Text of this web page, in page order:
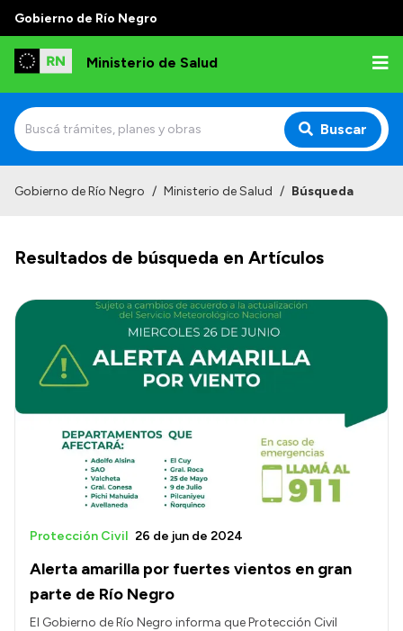
Gobierno de Río Negro
Ministerio de Salud
Buscar
Normativa y Funciones
Autoridades
Consejos locales
Presupuesto
Boletín Oficial
Compras y licitaciones
Consulta de expedientes
Convocatorias
Intranet
Gobierno de Río Negro / Ministerio de Salud / Búsqueda
Resultados de búsqueda en Artículos
Alerta amarilla por fuertes vientos en gran
parte de Río Negro
Protección Civil 26 de jun de 2024
El Gobierno de Río Negro informa que Protección Civil